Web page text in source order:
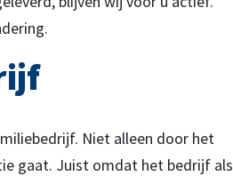
Niet alleen door het
gaat. Juist omdat het bedrijf als